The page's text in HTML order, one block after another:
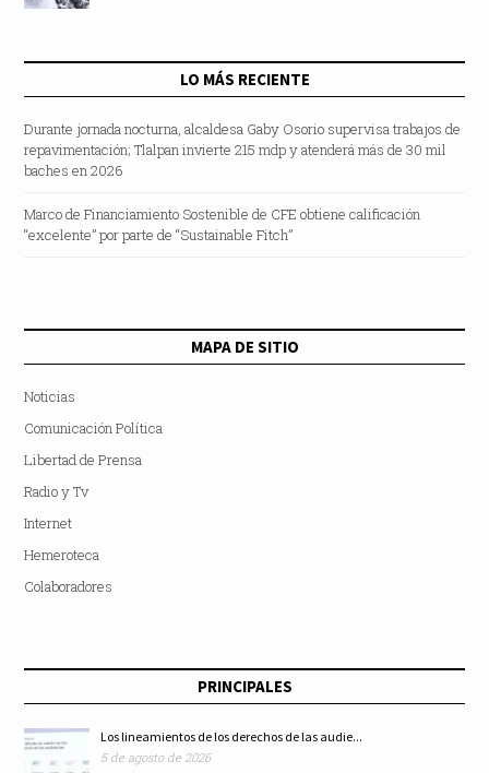
LO MÁS RECIENTE
Durante jornada nocturna, alcaldesa Gaby Osorio supervisa trabajos de
repavimentación; Tlalpan invierte 215 mdp y atenderá más de 30 mil
baches en 2026
Marco de Financiamiento Sostenible de CFE obtiene calificación
“excelente” por parte de “Sustainable Fitch”
MAPA DE SITIO
Noticias
Comunicación Política
Libertad de Prensa
Radio y Tv
Internet
Hemeroteca
Colaboradores
PRINCIPALES
Los lineamientos de los derechos de las audie...
5 de agosto de 2026